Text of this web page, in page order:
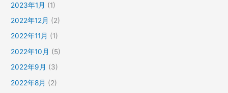
2023年1月 (1)
2022年12月 (2)
2022年11月 (1)
2022年10月 (5)
2022年9月 (3)
2022年8月 (2)